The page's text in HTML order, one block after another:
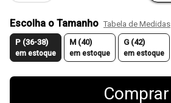
Escolha o Tamanho Tabela de Medidas
P (36-38)
em estoque
M (40)
em estoque
G (42)
em estoque
Comprar